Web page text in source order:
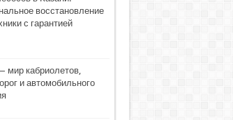
восстановление
с гарантией
мир кабриолетов,
и автомобильного